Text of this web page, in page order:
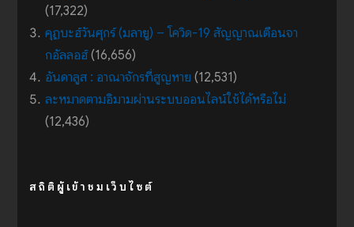
(17,322)
คุฏบะฮ์วันศุกร์ (มลายู) – โควิด-19 สัญญาณเตือนจา
กอัลลอฮ์ (16,656)
อันดาลูส : อาณาจักรที่สูญหาย (12,531)
ละหมาดตามอิมามผ่านระบบออนไลน์ใช้ได้หรือไม่
(12,436)
สถิติผู้เข้าชมเว็บไซต์